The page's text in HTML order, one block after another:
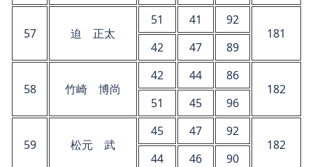
57 迫 正太
51 41
92
181
42
47 89
58 竹崎 博尚
42 44
86
182
51
45 96
59 松元 武
45 47
92
182
44
46 90